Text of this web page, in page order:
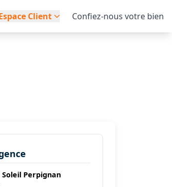
Client Confiez-nous votre bien
Soleil Perpignan